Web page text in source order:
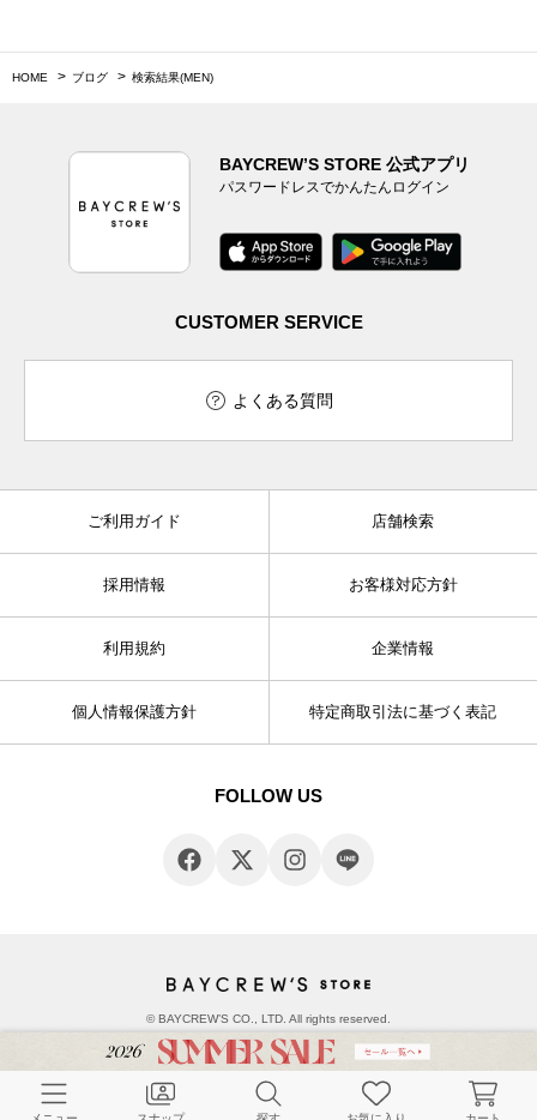
HOME ブログ 検索結果(MEN)
BAYCREW’S STORE 公式アプリ
パスワードレスでかんたんログイン
CUSTOMER SERVICE
よくある質問
ご利用ガイド 店舗検索
採用情報 お客様対応方針
利用規約 企業情報
個人情報保護方針 特定商取引法に基づく表記
FOLLOW US
© BAYCREW’S CO., LTD. All rights reserved.